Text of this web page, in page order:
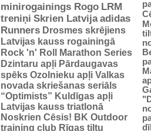
minirogainings Rogo LRM
treniņi Skrien Latvija adidas
Runners Drosmes skrējiens
Latvijas kauss rogainingā
Rock 'n' Roll Marathon Series
Dzintaru apļi Pārdaugavas
spēks Ozolnieku apļi Valkas
novada skriešanas seriāls
“Optimists” Kuldīgas apļi
Latvijas kauss triatlonā
Noskrien Cēsis! BK Outdoor
training club Rīgas tiltu